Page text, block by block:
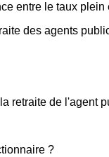
entre le taux plein
des agents
retraite de l'agent
?